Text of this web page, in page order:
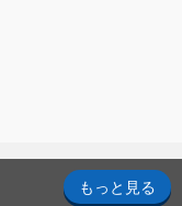
もっと見る